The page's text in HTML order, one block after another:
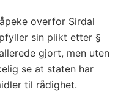
overfor Sirdal
sin plikt etter §
gjort, men uten
se at staten har
til rådighet.